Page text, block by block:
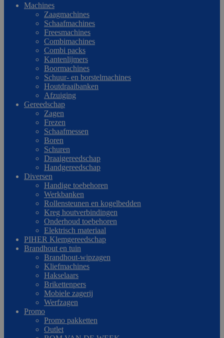
Machines
Zaagmachines
Schaafmachines
Freesmachines
Combimachines
Combi packs
Kantenlijmers
Boormachines
Schuur- en borstelmachines
Houtdraaibanken
Afzuiging
Gereedschap
Zagen
Frezen
Schaafmessen
Boren
Schuren
Draaigereedschap
Handgereedschap
Diversen
Handige toebehoren
Werkbanken
Rollensteunen en kogelbedden
Kreg houtverbindingen
Onderhoud toebehoren
Elektrisch materiaal
PIHER Klemgereedschap
Brandhout en tuin
Brandhout-wipzagen
Kliefmachines
Hakselaars
Brikettenpers
Mobiele zagerij
Werfzagen
Promo
Promo pakketten
Outlet